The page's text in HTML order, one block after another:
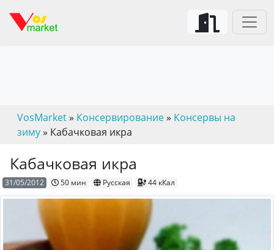
VosMarket» Консервирование» Консервы на
зиму» Кабачковая икра
Кабачковая икра
31/05/2012 50 мин Русская 44 кКал